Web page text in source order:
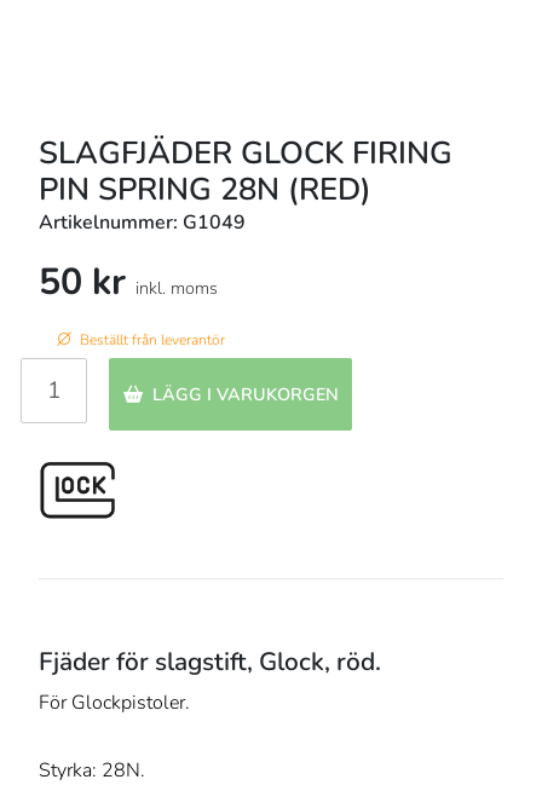
SLAGFJÄDER GLOCK FIRING
PIN SPRING 28N (RED)
Artikelnummer: G1049
50 kr inkl. moms
Beställt från leverantör
LÄGG I VARUKORGEN
Fjäder för slagstift, Glock, röd.
För Glockpistoler.
Styrka: 28N.